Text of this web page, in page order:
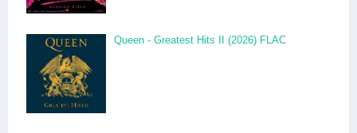
Queen - Greatest Hits II (2026) FLAC